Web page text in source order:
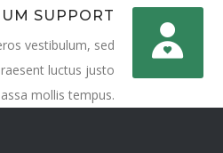
SUPPORT
vestibulum, sed
luctus justo
mollis tempus.